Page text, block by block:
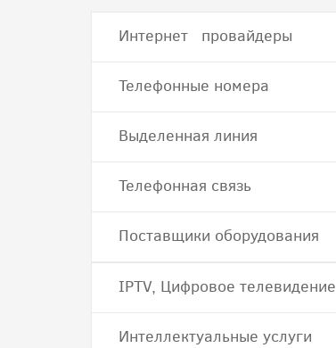
Интернет провайдеры
Телефонные номера
Выделенная линия
Телефонная связь
Поставщики оборудования
IPTV, Цифровое телевидение
Интеллектуальные услуги